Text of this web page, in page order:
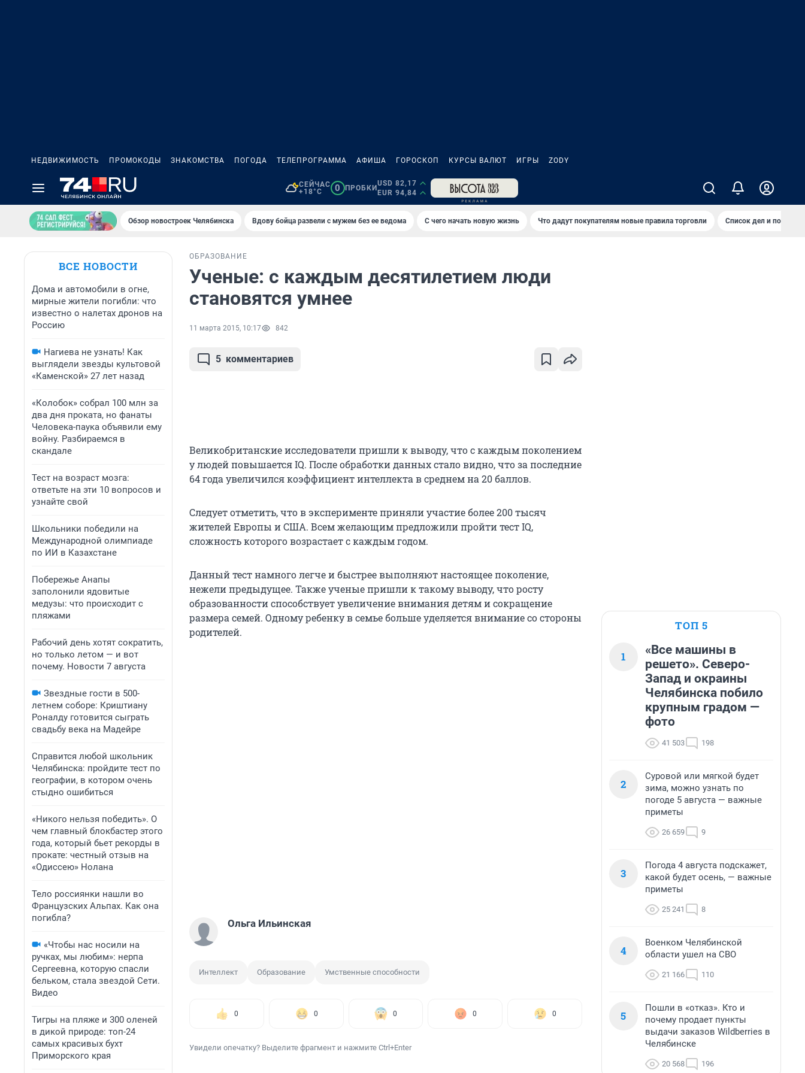
НЕДВИЖИМОСТЬ ПРОМОКОДЫ ЗНАКОМСТВА ПОГОДА ТЕЛЕПРОГРАММА АФИША ГОРОСКОП КУРСЫ ВАЛЮТ ИГРЫ ZODY
СЕЙЧАС
+18°C
0 ПРОБКИ
USD 82,17
EUR 94,84
Обзор новостроек Челябинска Вдову бойца развели с мужем без ее ведома С чего начать новую жизнь Что дадут покупателям новые правила торговли Список дел и покупок
ВСЕ НОВОСТИ
Дома и автомобили в огне,
мирные жители погибли: что
известно о налетах дронов на
Россию
Нагиева не узнать! Как
выглядели звезды культовой
«Каменской» 27 лет назад
«Колобок» собрал 100 млн за
два дня проката, но фанаты
Человека-паука объявили ему
войну. Разбираемся в
скандале
Тест на возраст мозга:
ответьте на эти 10 вопросов и
узнайте свой
Школьники победили на
Международной олимпиаде
по ИИ в Казахстане
Побережье Анапы
заполонили ядовитые
медузы: что происходит с
пляжами
Рабочий день хотят сократить,
но только летом — и вот
почему. Новости 7 августа
Звездные гости в 500-
летнем соборе: Криштиану
Роналду готовится сыграть
свадьбу века на Мадейре
Справится любой школьник
Челябинска: пройдите тест по
географии, в котором очень
стыдно ошибиться
«Никого нельзя победить». О
чем главный блокбастер этого
года, который бьет рекорды в
прокате: честный отзыв на
«Одиссею» Нолана
Тело россиянки нашли во
Французских Альпах. Как она
погибла?
«Чтобы нас носили на
ручках, мы любим»: нерпа
Сергеевна, которую спасли
бельком, стала звездой Сети.
Видео
Тигры на пляже и 300 оленей
в дикой природе: топ-24
самых красивых бухт
Приморского края
ОБРАЗОВАНИЕ
Ученые: с каждым десятилетием люди
становятся умнее
11 марта 2015, 10:17 842
5 комментариев
Великобританские исследователи пришли к выводу, что с каждым поколением
у людей повышается IQ. После обработки данных стало видно, что за последние
64 года увеличился коэффициент интеллекта в среднем на 20 баллов.
Следует отметить, что в эксперименте приняли участие более 200 тысяч
жителей Европы и США. Всем желающим предложили пройти тест IQ,
сложность которого возрастает с каждым годом.
Данный тест намного легче и быстрее выполняют настоящее поколение,
нежели предыдущее. Также ученые пришли к такому выводу, что росту
образованности способствует увеличение внимания детям и сокращение
размера семей. Одному ребенку в семье больше уделяется внимание со стороны
родителей.
Ольга Ильинская
Интеллект Образование Умственные способности
0 0 0 0 0
Увидели опечатку? Выделите фрагмент и нажмите Ctrl+Enter
ТОП 5
1
«Все машины в
решето». Северо-
Запад и окраины
Челябинска побило
крупным градом —
фото
41 503 198
2
Суровой или мягкой будет
зима, можно узнать по
погоде 5 августа — важные
приметы
26 659 9
3
Погода 4 августа подскажет,
какой будет осень, — важные
приметы
25 241 8
4
Военком Челябинской
области ушел на СВО
21 166 110
5
Пошли в «отказ». Кто и
почему продает пункты
выдачи заказов Wildberries в
Челябинске
20 568 196